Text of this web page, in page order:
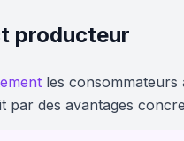
producteur
les
par des avantages